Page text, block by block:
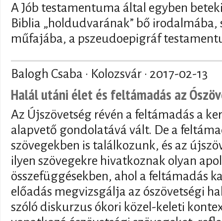
A Jób testamentuma által egyben
Biblia „holdudvarának” bő
műfajába, a pszeudoepigráf
Balogh Csaba · Kolozsvár · 2017-02-13
Halál utáni élet és feltámadás az
Az Újszövetség révén a feltámadás a
alapvető gondolatává vált. De a
szövegekben is találkozunk, és az
ilyen szövegekre hivatkoznak olyan
összefüggésekben, ahol a feltámadás
előadás megvizsgálja az ószövetségi
szóló diskurzus ókori közel-keleti